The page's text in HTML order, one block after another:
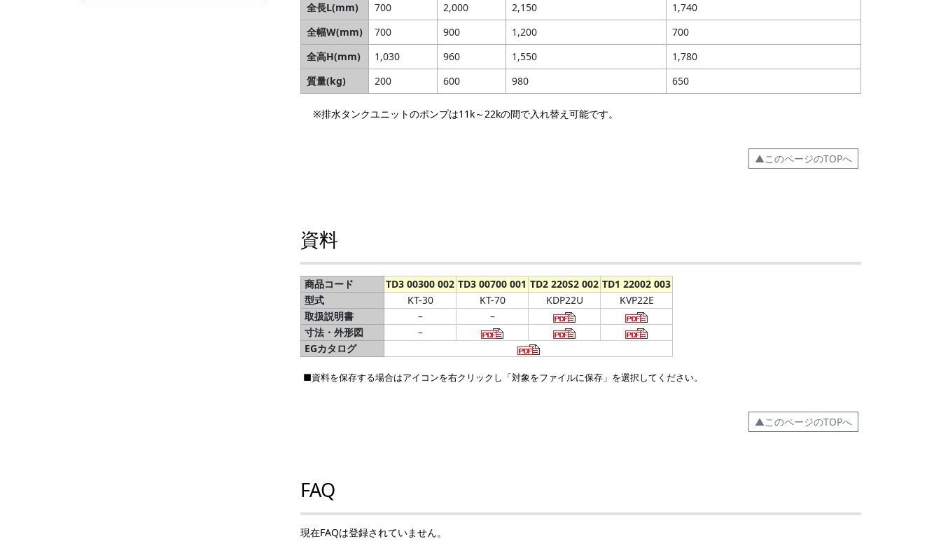
全長L(mm)
700 2,000 2,150
1,740
全幅W(mm)
700 900 1,200
700
全高H(mm)
1,030 960 1,550
1,780
質量(kg)
200 600 980 650
※排水タンクユニットのポンプは11k～22kの間で入れ替え可能です。
▲このページのTOPへ
資料
商品コード TD3 00300 002 TD3 00700 001 TD2 220S2 002 TD1 22002 003
型式
KT-30 KT-70 KDP22U
KVP22E
取扱説明書
–
–
寸法・外形図
–
EGカタログ
■資料を保存する場合はアイコンを右クリックし「対象をファイルに保存」を選択してください。
▲このページのTOPへ
FAQ
現在FAQは登録されていません。